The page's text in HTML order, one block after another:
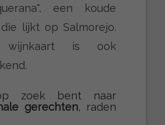
een koude
lijkt op Salmorejo.
wijnkaart is ook
zoek bent naar
gerechten, raden